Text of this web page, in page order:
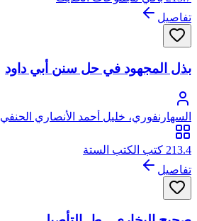
تفاصيل
بذل المجهود في حل سنن أبي داود
السهارنفوري، خليل أحمد الأنصاري الحنفي
213.4 كتب الكتب الستة
تفاصيل